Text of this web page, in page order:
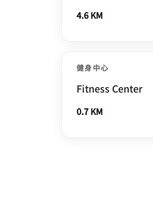
4.6 KM
健身中心
Fitness Center
0.7 KM